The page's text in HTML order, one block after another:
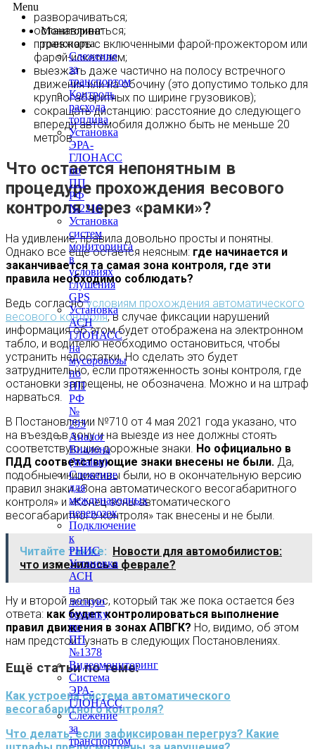
Menu
Мониторинг
транспорта
Слежение
за
транспортом
Контроль
расхода
топлива
Установка
ЭРА-
ГЛОНАСС
по
ПП
РФ
№2216
Установка
систем
мониторинга
в
условиях
глушения
GPS
Установка
АСН
ГЛОНАСС
на
мусоровозы
по
ПП
РФ
№
293
Аналог
Виалона
(Wialon)
Слежение
для
международных
перевозок
Подключение
к
РНИС
Установка
АСН
на
лесную
технику
по
ПП
№1378
Видеомониторинг
Система
ЭРА-
ГЛОНАСС
Слежение
за
транспортом
разворачиваться;
останавливаться;
проезжать с включенными фарой-прожектором или
фарой-искателем;
выезжать даже частично на полосу встречного
движения или на обочину (это допустимо только для
крупногабаритных по ширине грузовиков);
сокращать дистанцию: расстояние до следующего
впереди автомобиля должно быть не меньше 20
метров.
Что остается непонятным в
процедуре прохождения весового
контроля через «рамки»?
На удивление, правила довольно просты и понятны.
Однако все еще остается неясным: где начинается и
заканчивается та самая зона контроля, где эти
правила необходимо соблюдать?
Ведь согласноусловиям прохождения автоматического
весового контроля, в случае фиксации нарушений
информация об этом будет отображена на электронном
табло, и водителю необходимо остановиться, чтобы
устранить недостатки. Но сделать это будет
затруднительно, если протяженность зоны контроля, где
остановки запрещены, не обозначена. Можно и на штраф
нарваться.
В Постановлении №710 от 4 мая 2021 года указано, что
на въезде в зону и на выезде из нее должны стоять
соответствующие дорожные знаки. Но официально в
ПДД соответствующие знаки внесены не были. Да,
подобные инициативы были, но в окончательную версию
правил знаки «Зона автоматического весогабаритного
контроля» и «Конец зоны автоматического
весогабаритного контроля» так внесены и не были.
Читайте также: Новости для автомобилистов:
что изменилось в феврале?
Ну и второй вопрос, который так же пока остается без
ответа: как будет контролироваться выполнение
правил движения в зонах АПВГК? Но, видимо, об этом
нам предстоит узнать в следующих Постановлениях.
Ещё статьи по теме:
Как устроена система автоматического
весогабаритного контроля?
Что делать, если зафиксирован перегруз? Какие